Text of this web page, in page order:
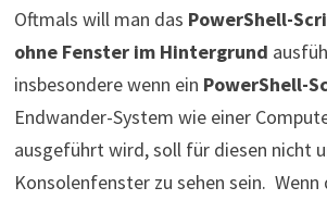
Oftmals will man das PowerShell-
ohne Fenster im Hintergrund
insbesondere wenn ein PowerShell-
Endwander-System wie einer
ausgeführt wird, soll für diesen nicht
Konsolenfenster zu sehen sein. Wenn